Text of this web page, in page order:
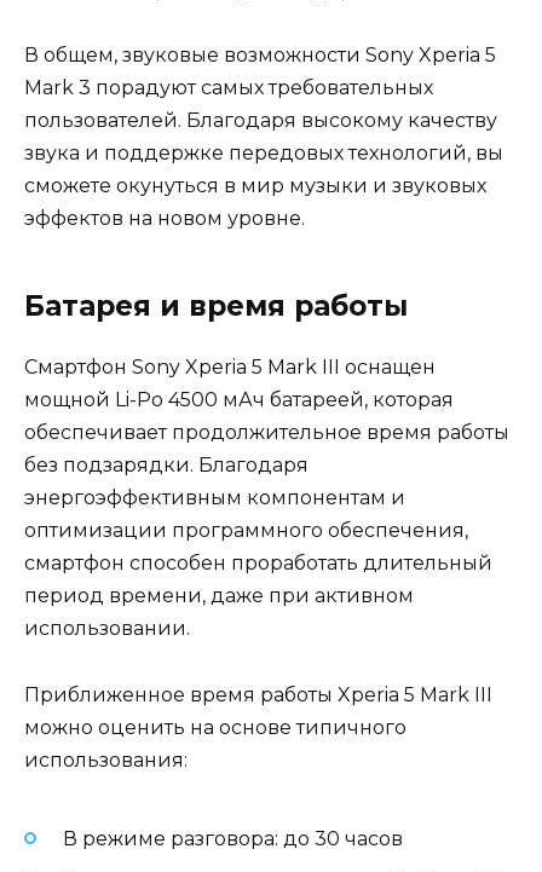
В общем, звуковые возможности Sony Xperia 5
Mark 3 порадуют самых требовательных
пользователей. Благодаря высокому качеству
звука и поддержке передовых технологий, вы
сможете окунуться в мир музыки и звуковых
эффектов на новом уровне.
Батарея и время работы
Смартфон Sony Xperia 5 Mark III оснащен
мощной Li-Po 4500 мАч батареей, которая
обеспечивает продолжительное время работы
без подзарядки. Благодаря
энергоэффективным компонентам и
оптимизации программного обеспечения,
смартфон способен проработать длительный
период времени, даже при активном
использовании.
Приближенное время работы Xperia 5 Mark III
можно оценить на основе типичного
использования:
В режиме разговора: до 30 часов